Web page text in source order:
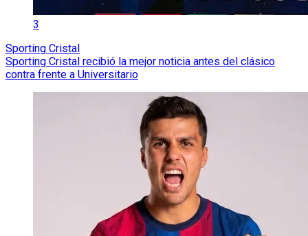
3
Sporting Cristal
Sporting Cristal recibió la mejor noticia antes del clásico
contra frente a Universitario